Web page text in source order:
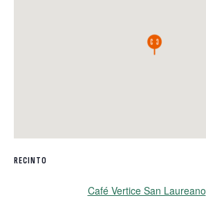
RECINTO
Café Vertice San Laureano